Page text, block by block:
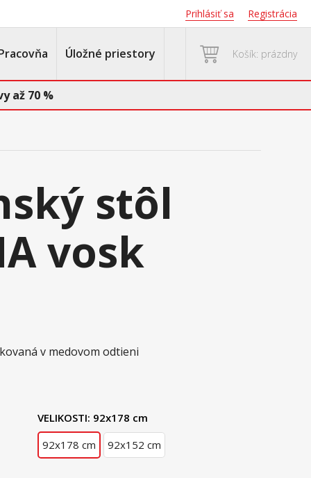
Prihlásiť sa Registrácia
Úložné priestory Košík: prázdny
až 70 %
stôl
vosk
v medovom odtieni
VELIKOSTI: 92x178 cm
92x178 cm
92x152 cm